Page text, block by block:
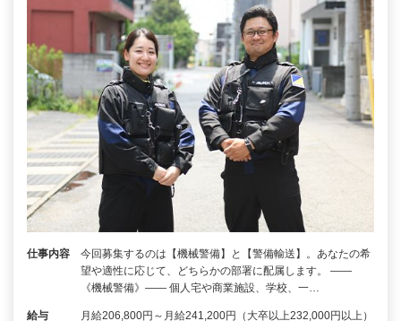
仕事内容
今回募集するのは【機械警備】と【警備輸送】。あなたの希
望や適性に応じて、どちらかの部署に配属します。 ――
《機械警備》―― 個人宅や商業施設、学校、一…
給与
月給206,800円～月給241,200円（大卒以上232,000円以上）